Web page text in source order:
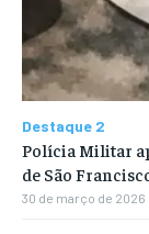
Destaque 2
Polícia Militar
de São
30 de março de 2026